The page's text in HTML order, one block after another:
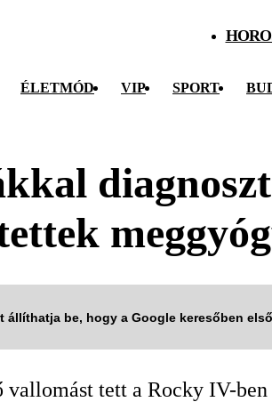
ÉLETMÓD VIP SPORT
állíthatja be, hogy a Google keresőben
vallomást tett a Rocky IV-